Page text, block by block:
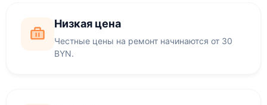
Низкая цена
Честные цены на ремонт начинаются от 30
BYN.